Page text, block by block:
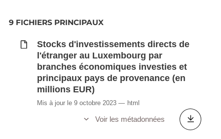
9 FICHIERS PRINCIPAUX
Stocks d'investissements directs de
l'étranger au Luxembourg par
branches économiques investies et
principaux pays de provenance (en
millions EUR)
Mis à jour le 9 octobre 2023 html
Voir les métadonnées